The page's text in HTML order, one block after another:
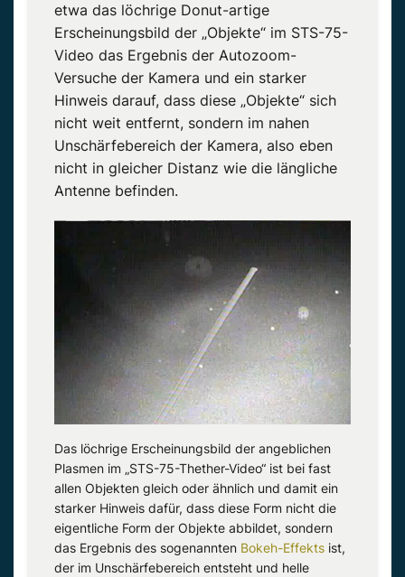
etwa das löchrige Donut-artige
Erscheinungsbild der „Objekte“ im STS-75-
Video das Ergebnis der Autozoom-
Versuche der Kamera und ein starker
Hinweis darauf, dass diese „Objekte“ sich
nicht weit entfernt, sondern im nahen
Unschärfebereich der Kamera, also eben
nicht in gleicher Distanz wie die längliche
Antenne befinden.
Das löchrige Erscheinungsbild der angeblichen
Plasmen im „STS-75-Thether-Video“ ist bei fast
allen Objekten gleich oder ähnlich und damit ein
starker Hinweis dafür, dass diese Form nicht die
eigentliche Form der Objekte abbildet, sondern
das Ergebnis des sogenannten Bokeh-Effekts ist,
der im Unschärfebereich entsteht und helle